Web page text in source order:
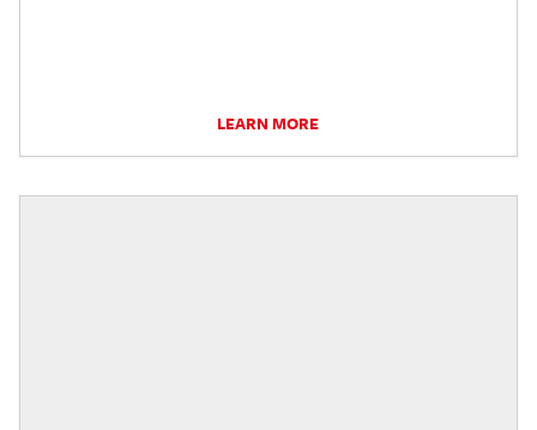
LEARN MORE